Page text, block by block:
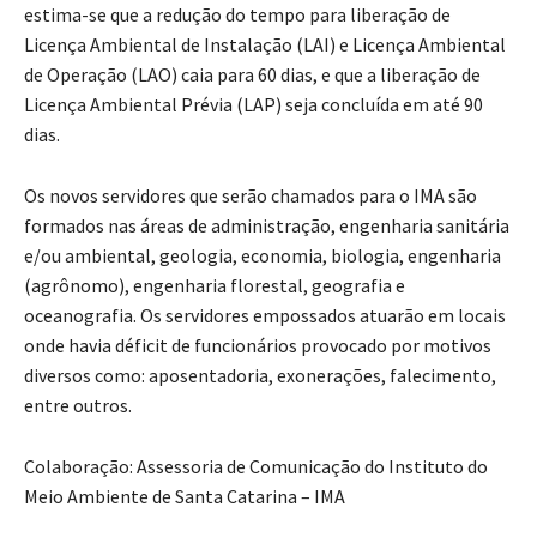
estima-se que a redução do tempo para liberação de
Licença Ambiental de Instalação (LAI) e Licença Ambiental
de Operação (LAO) caia para 60 dias, e que a liberação de
Licença Ambiental Prévia (LAP) seja concluída em até 90
dias.
Os novos servidores que serão chamados para o IMA são
formados nas áreas de administração, engenharia sanitária
e/ou ambiental, geologia, economia, biologia, engenharia
(agrônomo), engenharia florestal, geografia e
oceanografia. Os servidores empossados atuarão em locais
onde havia déficit de funcionários provocado por motivos
diversos como: aposentadoria, exonerações, falecimento,
entre outros.
Colaboração: Assessoria de Comunicação do Instituto do
Meio Ambiente de Santa Catarina – IMA